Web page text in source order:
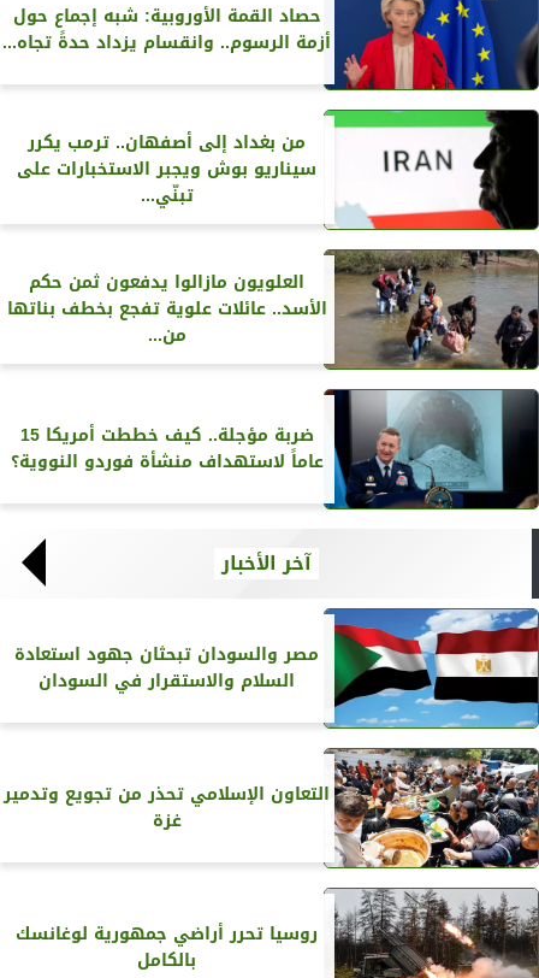
حصاد القمة الأوروبية: شبه إجماع حول
أزمة الرسوم.. وانقسام يزداد حدةً تجاه...
من بغداد إلى أصفهان.. ترمب يكرر
سيناريو بوش ويجبر الاستخبارات على
تبنّي...
العلويون مازالوا يدفعون ثمن حكم
الأسد.. عائلات علوية تفجع بخطف بناتها
من...
ضربة مؤجلة.. كيف خططت أمريكا 15
عاماً لاستهداف منشأة فوردو النووية؟
آخر الأخبار
مصر والسودان تبحثان جهود استعادة
السلام والاستقرار في السودان
التعاون الإسلامي تحذر من تجويع وتدمير
غزة
روسيا تحرر أراضي جمهورية لوغانسك
بالكامل